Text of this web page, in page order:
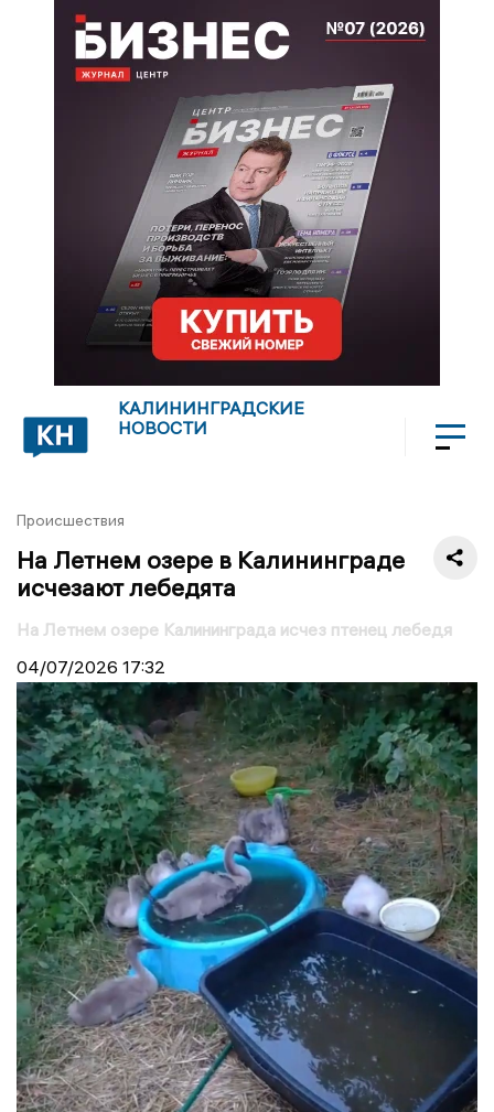
КАЛИНИНГРАДСКИЕ
НОВОСТИ
Происшествия
На Летнем озере в Калининграде
исчезают лебедята
На Летнем озере Калининграда исчез птенец лебедя
04/07/2026 17:32